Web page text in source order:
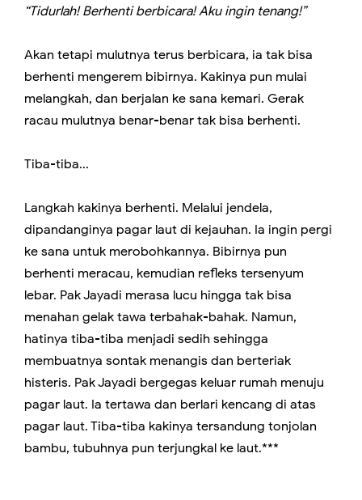
“Tidurlah! Berhenti berbicara! Aku ingin tenang!”
Akan tetapi mulutnya terus berbicara, ia tak bisa
berhenti mengerem bibirnya. Kakinya pun mulai
melangkah, dan berjalan ke sana kemari. Gerak
racau mulutnya benar-benar tak bisa berhenti.
Tiba-tiba...
Langkah kakinya berhenti. Melalui jendela,
dipandanginya pagar laut di kejauhan. Ia ingin pergi
ke sana untuk merobohkannya. Bibirnya pun
berhenti meracau, kemudian refleks tersenyum
lebar. Pak Jayadi merasa lucu hingga tak bisa
menahan gelak tawa terbahak-bahak. Namun,
hatinya tiba-tiba menjadi sedih sehingga
membuatnya sontak menangis dan berteriak
histeris. Pak Jayadi bergegas keluar rumah menuju
pagar laut. Ia tertawa dan berlari kencang di atas
pagar laut. Tiba-tiba kakinya tersandung tonjolan
bambu, tubuhnya pun terjungkal ke laut.***